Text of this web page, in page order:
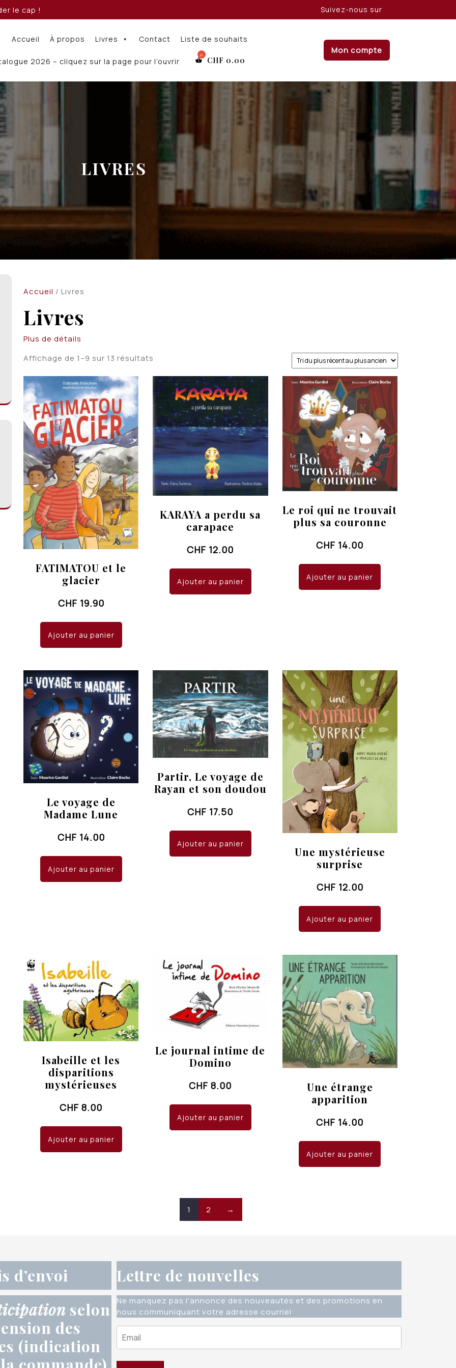
le cap ! Suivez-nous sur
Accueil À propos Livres Contact Liste de souhaits
2026 – cliquez sur la page pour l’ouvrir CHF 0.00
Mon compte
LIVRES
Accueil / Livres
Livres
Plus de détails
Affichage de 1–9 sur 13 résultats
plus
récent
au
plus
ancien
FATIMATOU et le
glacier
CHF 19.90
Ajouter au panier
KARAYA a perdu sa
carapace
CHF 12.00
Ajouter au panier
Le roi qui ne trouvait
plus sa couronne
CHF 14.00
Ajouter au panier
Le voyage de
Madame Lune
CHF 14.00
Ajouter au panier
Partir, Le voyage de
Rayan et son doudou
CHF 17.50
Ajouter au panier
Une mystérieuse
surprise
CHF 12.00
Ajouter au panier
Isabeille et les
disparitions
mystérieuses
CHF 8.00
Ajouter au panier
Le journal intime de
Domino
CHF 8.00
Ajouter au panier
Une étrange
apparition
CHF 14.00
Ajouter au panier
1 2 →
d’envoi
selon
des
(indication
Lettre de nouvelles
Ne manquez pas l'annonce des nouveautés et des promotions en
nous communiquant votre adresse courriel